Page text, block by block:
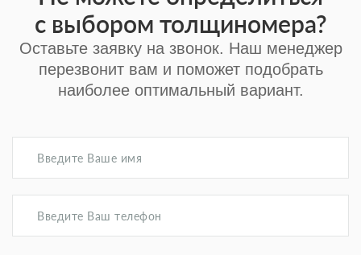
с выбором толщиномера?
Оставьте заявку на звонок. Наш менеджер
перезвонит вам и поможет подобрать
наиболее оптимальный вариант.